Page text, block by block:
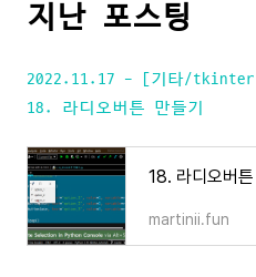
지난 포스팅
2022.11.17 - [기타/tkinter
18. 라디오버튼 만들기
18. 라디오버
martinii.fun